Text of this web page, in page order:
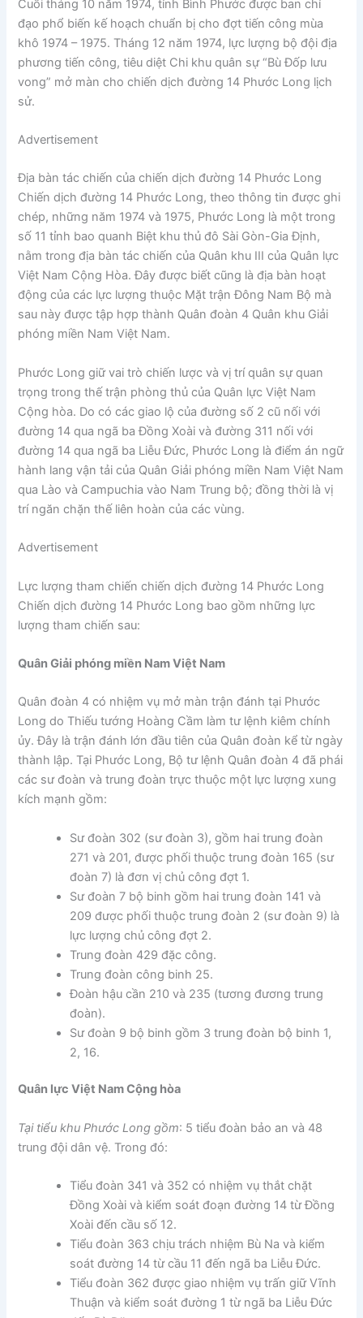
Cuối tháng 10 năm 1974, tỉnh Bình Phước được ban chỉ
đạo phổ biến kế hoạch chuẩn bị cho đợt tiến công mùa
khô 1974 – 1975. Tháng 12 năm 1974, lực lượng bộ đội địa
phương tiến công, tiêu diệt Chi khu quân sự “Bù Đốp lưu
vong” mở màn cho chiến dịch đường 14 Phước Long lịch
sử.
Advertisement
Địa bàn tác chiến của chiến dịch đường 14 Phước Long
Chiến dịch đường 14 Phước Long, theo thông tin được ghi
chép, những năm 1974 và 1975, Phước Long là một trong
số 11 tỉnh bao quanh Biệt khu thủ đô Sài Gòn-Gia Định,
nằm trong địa bàn tác chiến của Quân khu III của Quân lực
Việt Nam Cộng Hòa. Đây được biết cũng là địa bàn hoạt
động của các lực lượng thuộc Mặt trận Đông Nam Bộ mà
sau này được tập hợp thành Quân đoàn 4 Quân khu Giải
phóng miền Nam Việt Nam.
Phước Long giữ vai trò chiến lược và vị trí quân sự quan
trọng trong thế trận phòng thủ của Quân lực Việt Nam
Cộng hòa. Do có các giao lộ của đường số 2 cũ nối với
đường 14 qua ngã ba Đồng Xoài và đường 311 nối với
đường 14 qua ngã ba Liễu Đức, Phước Long là điểm án ngữ
hành lang vận tải của Quân Giải phóng miền Nam Việt Nam
qua Lào và Campuchia vào Nam Trung bộ; đồng thời là vị
trí ngăn chặn thế liên hoàn của các vùng.
Advertisement
Lực lượng tham chiến chiến dịch đường 14 Phước Long
Chiến dịch đường 14 Phước Long bao gồm những lực
lượng tham chiến sau:
Quân Giải phóng miền Nam Việt Nam
Quân đoàn 4 có nhiệm vụ mở màn trận đánh tại Phước
Long do Thiếu tướng Hoàng Cầm làm tư lệnh kiêm chính
ủy. Đây là trận đánh lớn đầu tiên của Quân đoàn kể từ ngày
thành lập. Tại Phước Long, Bộ tư lệnh Quân đoàn 4 đã phái
các sư đoàn và trung đoàn trực thuộc một lực lượng xung
kích mạnh gồm:
Sư đoàn 302 (sư đoàn 3), gồm hai trung đoàn
271 và 201, được phối thuộc trung đoàn 165 (sư
đoàn 7) là đơn vị chủ công đợt 1.
Sư đoàn 7 bộ binh gồm hai trung đoàn 141 và
209 được phối thuộc trung đoàn 2 (sư đoàn 9) là
lực lượng chủ công đợt 2.
Trung đoàn 429 đặc công.
Trung đoàn công binh 25.
Đoàn hậu cần 210 và 235 (tương đương trung
đoàn).
Sư đoàn 9 bộ binh gồm 3 trung đoàn bộ binh 1,
2, 16.
Quân lực Việt Nam Cộng hòa
Tại tiểu khu Phước Long gồm: 5 tiểu đoàn bảo an và 48
trung đội dân vệ. Trong đó:
Tiểu đoàn 341 và 352 có nhiệm vụ thắt chặt
Đồng Xoài và kiểm soát đoạn đường 14 từ Đồng
Xoài đến cầu số 12.
Tiểu đoàn 363 chịu trách nhiệm Bù Na và kiểm
soát đường 14 từ cầu 11 đến ngã ba Liễu Đức.
Tiểu đoàn 362 được giao nhiệm vụ trấn giữ Vĩnh
Thuận và kiểm soát đường 1 từ ngã ba Liễu Đức